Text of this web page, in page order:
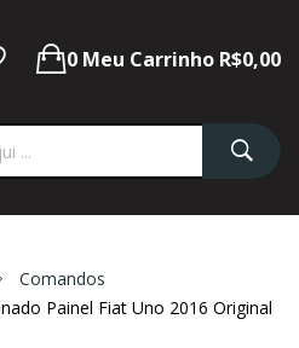
0 Meu Carrinho R$0,00
Comandos
Painel Fiat Uno 2016 Original